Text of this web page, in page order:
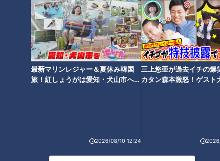
最新マリンレジャー＆夏休み韓国
旅！紅しょうがは愛知・犬山市へ
2026/08/10 12:24
三上悠亜が過去イチの爆
カタン森本激怒！ゲスト
の魅力満開
木、投打のベテランが見せた強
い心に活路を見出せ！
中日・ボスラー選手、7月打率3
割超え！落合博満元監督の「使
い続ける」が的中
正捕手は？代打の切り札は？宿
中日ドラゴンズ サンデードラゴンズ